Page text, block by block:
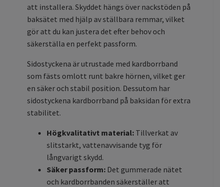
att installera. Skyddet hängs över nackstöden på
baksätet med hjälp av ställbara remmar, vilket
gör att du kan justera det efter behov och
säkerställa en perfekt passform.
Sidostyckena är utrustade med kardborrband
som fästs omlott runt bakre hörnen, vilket ger
en säker och stabil position. Dessutom har
sidostyckena kardborrband på baksidan för extra
stabilitet.
Högkvalitativt material: Tillverkat av
slitstarkt, vattenavvisande tyg för
långvarigt skydd.
Säker passform: Det gummerade nätet
och kardborrbanden säkerställer att